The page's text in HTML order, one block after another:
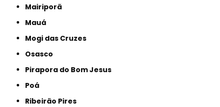
Mairiporã
Mauá
Mogi das Cruzes
Osasco
Pirapora do Bom Jesus
Poá
Ribeirão Pires